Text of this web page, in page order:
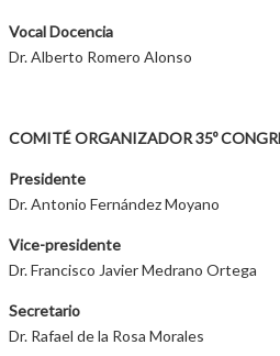
Vocal Docencia
Dr. Alberto Romero Alonso
COMITÉ ORGANIZADOR 35º
Presidente
Dr. Antonio Fernández Moyano
Vice-presidente
Dr. Francisco Javier Medrano Ortega
Secretario
Dr. Rafael de la Rosa Morales